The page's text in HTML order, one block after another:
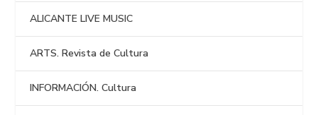
ALICANTE LIVE MUSIC
ARTS. Revista de Cultura
INFORMACIÓN. Cultura